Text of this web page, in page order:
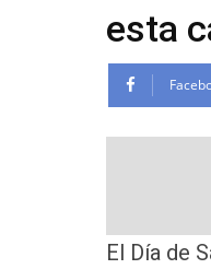
esta
El Día de